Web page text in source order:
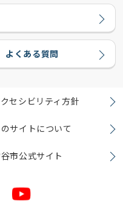
よくある質問
セシビリティ方針
サイトについて
市公式サイト